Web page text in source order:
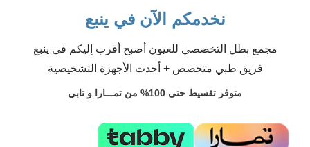
نخدمكم الآن في ينبع
مجمع بطل التخصصي للعيون أصبح أقرب إليكم في ينبع
فريق طبي متخصص + أحدث الأجهزة التشخيصية
متوفر تقسيط حتى 100% من تمـــارا و تابي